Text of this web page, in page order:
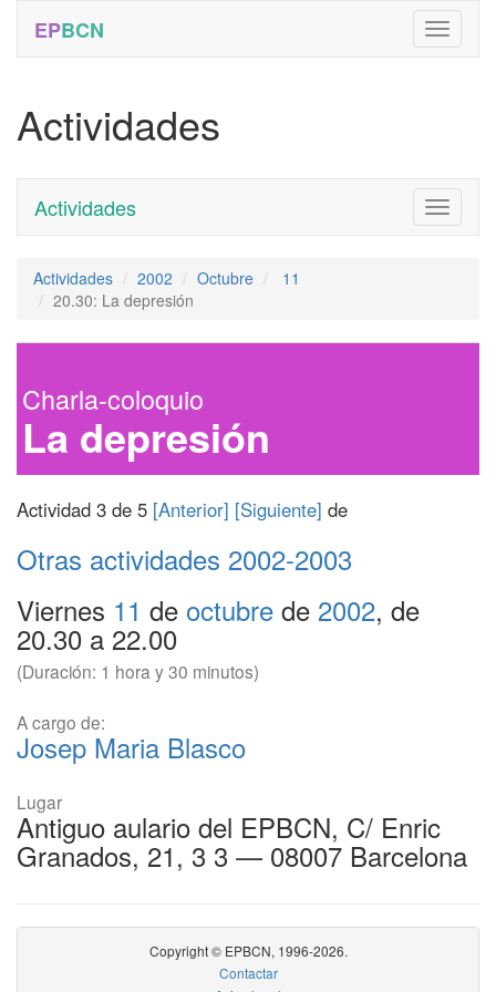
EPBCN
Actividades
Toggle
Actividades
Actividades 2002 Octubre
11
20.30: La depresión
Charla-coloquio
La depresión
Actividad 3 de 5 [Anterior] [Siguiente] de
Otras actividades 2002-2003
Viernes 11 de octubre de 2002, de
20.30 a 22.00
(Duración: 1 hora y 30 minutos)
A cargo de:
Josep Maria Blasco
Lugar
Antiguo aulario del EPBCN, C/ Enric
Granados, 21, 3 3 — 08007 Barcelona
Copyright © EPBCN, 1996-2026.
Contactar